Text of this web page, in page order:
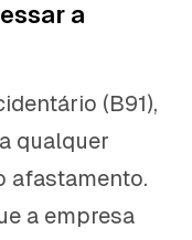
a
(B91),
qualquer
afastamento.
a empresa